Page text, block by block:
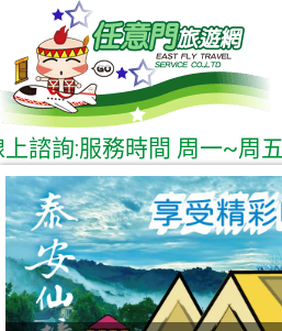
詢:服務時間 周一~周五